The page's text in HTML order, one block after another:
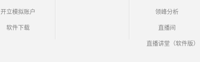
开立模拟账户
软件下载
领峰分析
直播间
直播讲堂（软件版）